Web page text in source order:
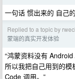
一句话 惯出来的 自己
Replied to a topic by
蒙端的真实开发体验
“鸿蒙资料没有 Android
所以我把自己用到的
Code 调用。”